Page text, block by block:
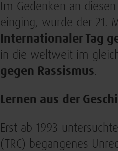
Im Gedenken an
einging, wurde der 21.
Internationaler Tag
in die weltweit im
gegen Rassismus.
Lernen aus der
Erst ab 1993
(TRC) begangenes